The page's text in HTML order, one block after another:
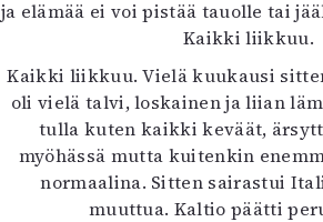
Tilaus ja
Yhteistyössä
Toimitus
Mediatiedot
Kaltio ry
ja elämää ei voi pistää tauolle tai
Kaikki liikkuu.
Kaikki liikkuu. Vielä kuukausi
oli vielä talvi, loskainen ja liian
tulla kuten kaikki keväät,
myöhässä mutta kuitenkin
normaalina. Sitten sairastui
muuttua. Kaltio päätti